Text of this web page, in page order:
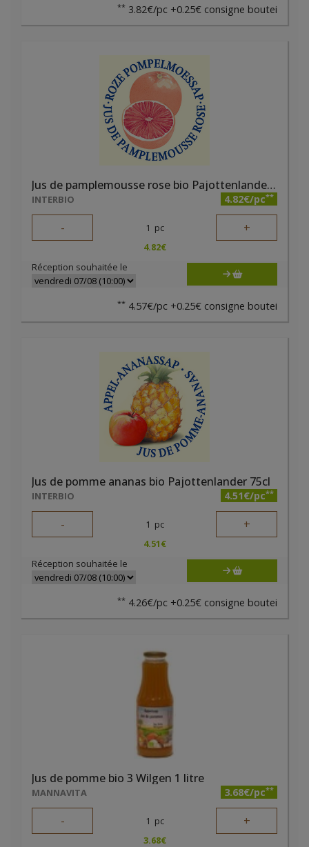
** 3.82€/pc +0.25€ consigne boutei
Jus de pamplemousse rose bio Pajottenlander 75cl
INTERBIO 4.82€/pc**
- 1 pc +
4.82€
Réception souhaitée le
** 4.57€/pc +0.25€ consigne boutei
Jus de pomme ananas bio Pajottenlander 75cl
INTERBIO 4.51€/pc**
- 1 pc +
4.51€
Réception souhaitée le
** 4.26€/pc +0.25€ consigne boutei
Jus de pomme bio 3 Wilgen 1 litre
MANNAVITA 3.68€/pc**
- 1 pc +
3.68€